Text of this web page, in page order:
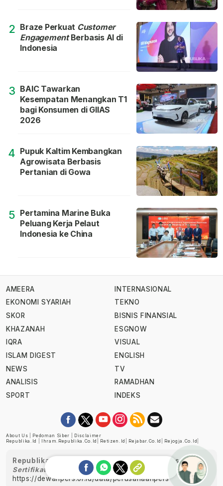
2 Braze Perkuat Customer
EngagementBerbasis AI di
Indonesia
3 BAIC Tawarkan
Kesempatan Menangkan T1
bagi Konsumen di GIIAS
2026
4 Pupuk Kaltim Kembangkan
Agrowisata Berbasis
Pertanian di Gowa
5 Pertamina Marine Buka
Peluang Kerja Pelaut
Indonesia ke China
AMEERA
EKONOMI SYARIAH
SKOR
KHAZANAH
IQRA
ISLAM DIGEST
NEWS
ANALISIS
SPORT
INTERNASIONAL
TEKNO
BISNIS FINANSIAL
ESGNOW
VISUAL
ENGLISH
TV
RAMADHAN
INDEKS
About Us Pedoman Siber
Disclaimer
Republika.id
Ihram.republika.co.id Retizen.id Rejabar.co.id Rejogja.co.id
Republika telah diverifikasi oleh Dewan Pers
Sertifikat Nomor 1058/DP-Verifikasi/K/XII/2022
https://dewanpers.or.id/data/perusahaanpers